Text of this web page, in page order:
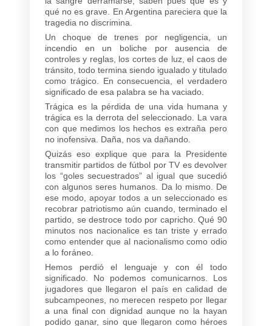
qué no es grave. En Argentina pareciera que la
tragedia no discrimina.
Un choque de trenes por negligencia, un
incendio en un boliche por ausencia de
controles y reglas, los cortes de luz, el caos de
tránsito, todo termina siendo igualado y titulado
como trágico. En consecuencia, el verdadero
significado de esa palabra se ha vaciado.
Trágica es la pérdida de una vida humana y
trágica es la derrota del seleccionado. La vara
con que medimos los hechos es extraña pero
no inofensiva. Daña, nos va dañando.
Quizás eso explique que para la Presidente
transmitir partidos de fútbol por TV es devolver
los “goles secuestrados” al igual que sucedió
con algunos seres humanos. Da lo mismo. De
ese modo, apoyar todos a un seleccionado es
recobrar patriotismo aún cuando, terminado el
partido, se destroce todo por capricho. Qué 90
minutos nos nacionalice es tan triste y errado
como entender que al nacionalismo como odio
a lo foráneo.
Hemos perdió el lenguaje y con él todo
significado. No podemos comunicarnos. Los
jugadores que llegaron el país en calidad de
subcampeones, no merecen respeto por llegar
a una final con dignidad aunque no la hayan
podido ganar, sino que llegaron como héroes